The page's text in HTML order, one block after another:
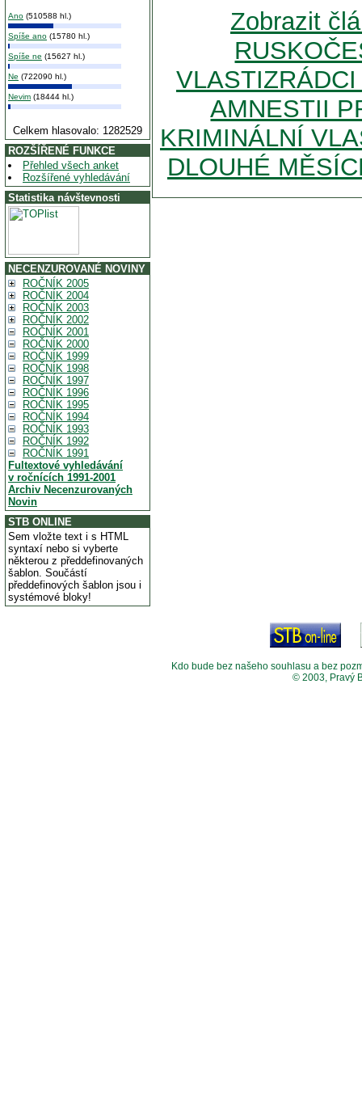
Ano (510588 hl.)
Spíše ano (15780 hl.)
Spíše ne (15627 hl.)
Ne (722090 hl.)
Nevim (18444 hl.)
Celkem hlasovalo: 1282529
ROZŠÍŘENÉ FUNKCE
Přehled všech anket
Rozšířené vyhledávání
Statistika návštevnosti
NECENZUROVANÉ NOVINY
ROČNÍK 2005
ROČNÍK 2004
ROČNÍK 2003
ROČNÍK 2002
ROČNÍK 2001
ROČNÍK 2000
ROČNÍK 1999
ROČNÍK 1998
ROČNÍK 1997
ROČNÍK 1996
ROČNÍK 1995
ROČNÍK 1994
ROČNÍK 1993
ROČNÍK 1992
ROČNÍK 1991
Fultextové vyhledávání
v ročnících 1991-2001
Archiv Necenzurovaných
Novin
STB ONLINE
Sem vložte text i s HTML
syntaxí nebo si vyberte
některou z předdefinovaných
šablon. Součástí
předdefinových šablon jsou i
systémové bloky!
Zobrazit
AMNESTII
KRIMINÁLNÍ
DLOUHÉ
Kdo bude bez našeho souhlasu a bez
© 2003, Pravý